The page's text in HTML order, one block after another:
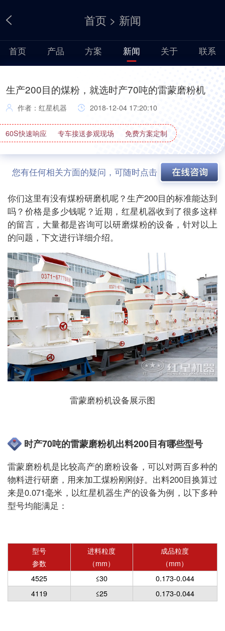
首页 > 新闻
首页 产品 方案 新闻 关于 联系
生产200目的煤粉，就选时产70吨的雷蒙磨粉机
作者：红星机器 2018-12-04 17:20:10
60S快速响应 专车接送参观现场 免费方案定制
您有任何相关方面的疑问，可随时点击
你们这里有没有煤粉研磨机呢？生产200目的标准能达到
吗？价格是多少钱呢？近期，红星机器收到了很多这样
的留言，大量都是咨询可以研磨煤粉的设备，针对以上
的问题，下文进行详细介绍。
雷蒙磨粉机设备展示图
时产70吨的雷蒙磨粉机出料200目有哪些型号
雷蒙磨粉机是比较高产的磨粉设备，可以对两百多种的
物料进行研磨，用来加工煤粉刚刚好。出料200目换算过
来是0.071毫米，以红星机器生产的设备为例，以下多种
型号均能满足：
型号
参数
进料粒度
（mm）
成品粒度
（mm）
4525
≤30
0.173-0.044
4119
≤25 0.173-0.044